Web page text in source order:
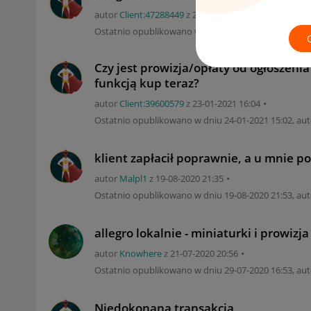
autor Client:47288449z‎20-06-2021
Ostatnio opublikowano w dniu
12:25,
Czy jest prowizja/opłaty od
funkcją kup teraz?
autor Client:39600579z‎23-01-2021 16:04
Ostatnio opublikowano w dniu ‎24-01-2021 15:02,
klient zapłacił poprawnie, a u mnie
autor Malpl1 z ‎19-08-202021:35
Ostatnio opublikowano w dniu ‎19-08-202021:53,
allegro lokalnie - miniaturki i
autor Knowherez‎21-07-202020:56
Ostatnio opublikowano w dniu ‎29-07-2020 16:53,
Niedokonana transakcja